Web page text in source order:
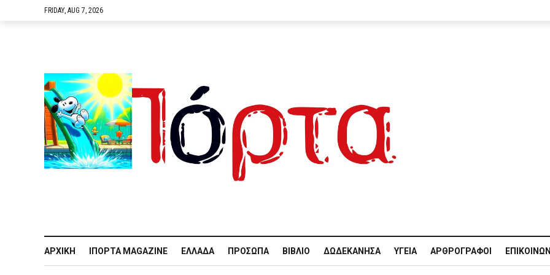
FRIDAY, AUG 7, 2026
ΑΡΧΙΚΉ IΠΌΡΤΑ MAGAZINE ΕΛΛΆΔΑ ΠΡΌΣΩΠΑ ΒΙΒΛΊΟ ΔΩΔΕΚΆΝΗΣΑ ΥΓΕΊΑ ΑΡΘΡΟΓΡΆΦΟΙ